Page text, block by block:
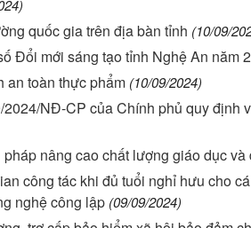
quốc gia trên địa bàn tỉnh (10/09/
Đổi mới sáng tạo tỉnh Nghệ An năm
an toàn thực phẩm (10/09/2024)
NĐ-CP của Chính phủ quy định
nâng cao chất lượng giáo dục và
công tác khi đủ tuổi nghỉ hưu cho
nghệ công lập (09/09/2024)